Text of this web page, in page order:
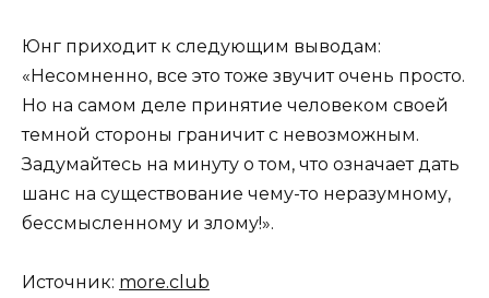
Юнг приходит к следующим выводам:
«Несомненно, все это тоже звучит очень просто.
Но на самом деле принятие человеком своей
темной стороны граничит с невозможным.
Задумайтесь на минуту о том, что означает дать
шанс на существование чему-то неразумному,
бессмысленному и злому!».
Источник: more.club